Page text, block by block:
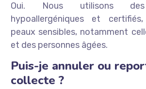
Oui. Nous utilisons des
hypoallergéniques et
peaux sensibles, notamment
et des personnes âgées.
Puis-je annuler ou
collecte ?